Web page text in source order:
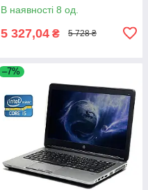
320 GB HDD/ HD 3000
В наявності 8 од.
5 327,04 ₴ 5 728 ₴
–7%